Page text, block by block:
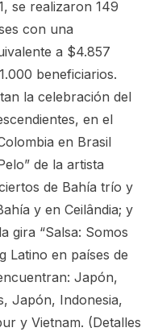
se realizaron 149
con una
a $4.857
beneficiarios.
la celebración del
en el
en Brasil
de la artista
de Bahía trío y
y en Ceilândia; y
gira “Salsa: Somos
Latino en países de
Japón,
Japón, Indonesia,
y Vietnam. (Detalles